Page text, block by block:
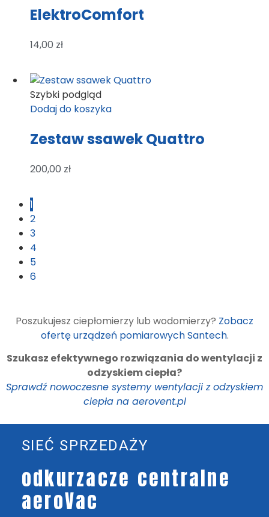
ElektroComfort
14,00 zł
Szybki podgląd
Dodaj do koszyka
Zestaw ssawek Quattro
200,00 zł
1
2
3
4
5
6
Poszukujesz ciepłomierzy lub wodomierzy? Zobacz
ofertę urządzeń pomiarowych Santech.
Szukasz efektywnego rozwiązania do wentylacji z
odzyskiem ciepła?
Sprawdź nowoczesne systemy wentylacji z odzyskiem
ciepła na aerovent.pl
SIEĆ SPRZEDAŻY
odkurzacze centralne
aeroVac